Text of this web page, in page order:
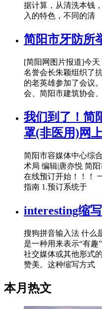
据计算，从清洗本钱
入的特色，不同的清
简阳市牙防所
[简阳网图片报道]今
名誉会长朱颖组织了
的老英雄参加了会议
会、简阳市建筑协会、
我们到了！简
罩(非医用)网
简阳市容媒体中心综
术局 编辑|唐亦悦 简
在线预订开始！！！
指南 1.预订系统于
interesting缩
搜狗拼音输入法 什么
是一种用来表示“有趣
社交媒体或其他形式
赞美。这种缩写方式
本月热文